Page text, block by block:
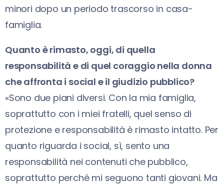
minori dopo un periodo trascorso in casa-
famiglia.
Quanto è rimasto, oggi, di quella
responsabilità e di quel coraggio nella donna
che affronta i social e il giudizio pubblico?
«Sono due piani diversi. Con la mia famiglia,
soprattutto con i miei fratelli, quel senso di
protezione e responsabilità è rimasto intatto. Per
quanto riguarda i social, sì, sento una
responsabilità nei contenuti che pubblico,
soprattutto perché mi seguono tanti giovani. Ma